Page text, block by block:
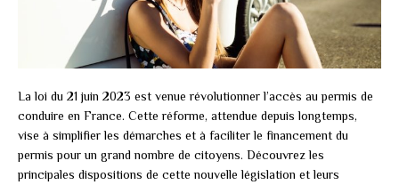
La loi du 21 juin 2023 est venue révolutionner l’accès au permis de
conduire en France. Cette réforme, attendue depuis longtemps,
vise à simplifier les démarches et à faciliter le financement du
permis pour un grand nombre de citoyens. Découvrez les
principales dispositions de cette nouvelle législation et leurs